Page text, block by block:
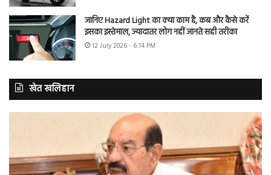
जानिए Hazard Light का क्या काम है, कब और कैसे करें
इसका इस्तेमाल, ज्यादातर लोग नहीं जानते सही तरीका
12 July 2026 - 6:14 PM
खेत खलिहान